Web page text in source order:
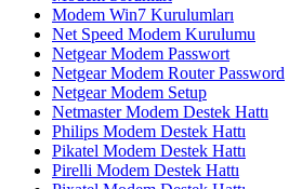
Modem Win7 Kurulumları
Net Speed Modem Kurulumu
Netgear Modem Passwort
Netgear Modem Router Password
Netgear Modem Setup
Netmaster Modem Destek Hattı
Philips Modem Destek Hattı
Pikatel Modem Destek Hattı
Pirelli Modem Destek Hattı